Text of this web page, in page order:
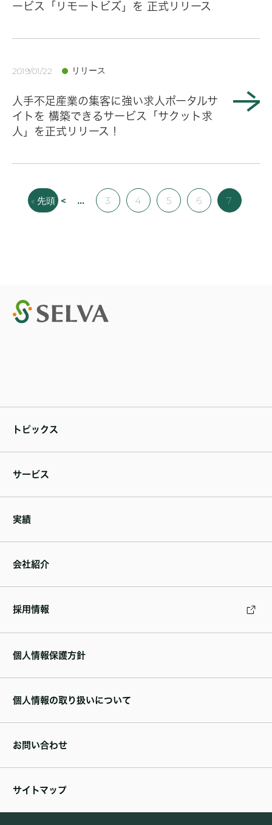
ービス「リモートビズ」を 正式リリース
2019/01/22 リリース
人手不足産業の集客に強い求人ポータルサ
イトを 構築できるサービス「サクット求
人」を正式リリース！
« 先頭 < ... 3 4 5 6 7
トピックス
サービス
実績
会社紹介
採用情報
個人情報保護方針
個人情報の取り扱いについて
お問い合わせ
サイトマップ